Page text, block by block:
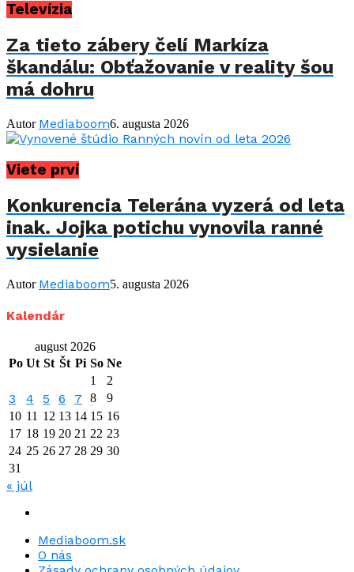
Televízia
Za tieto zábery čelí Markíza
škandálu: Obťažovanie v reality šou
má dohru
Autor Mediaboom6. augusta 2026
Viete prví
Konkurencia Telerána vyzerá od leta
inak. Jojka potichu vynovila ranné
vysielanie
Autor Mediaboom5. augusta 2026
Kalendár
august 2026
Po Ut St Št Pi So Ne
1
2
3 4 5 6 7 8
9
10 11 12 13 14 15 16
17 18 19 20 21 22 23
24 25 26 27 28 29 30
31
« júl
Mediaboom.sk
O nás